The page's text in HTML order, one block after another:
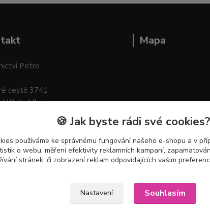
Petro
cestě 3741
Mapa
🍪 Jak byste rádi své cookies?
používáme ke správnému fungování našeho e-shopu a v
o webu, měření efektivity reklamních kampaní,
stránek, či zobrazení reklam odpovídajících vašim
Nastavení Souhlasím